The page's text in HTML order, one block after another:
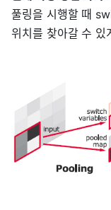
풀링을 시행할 때
위치를 찾아갈 수 있